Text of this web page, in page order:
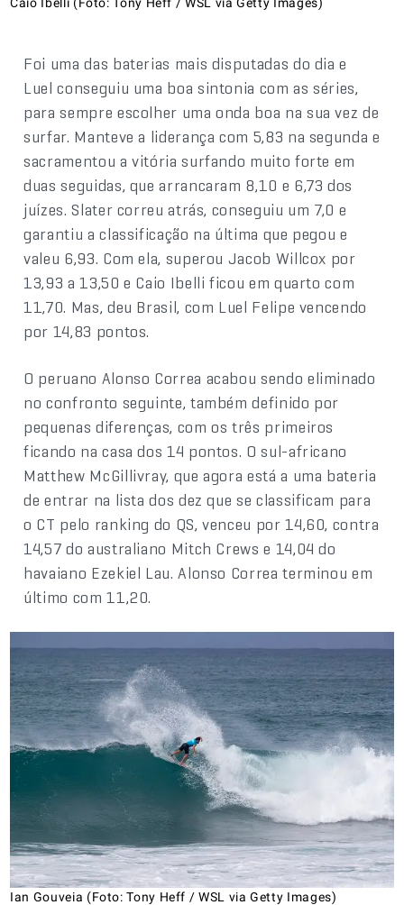
Foi uma das baterias mais disputadas do dia e
Luel conseguiu uma boa sintonia com as séries,
para sempre escolher uma onda boa na sua vez de
surfar. Manteve a liderança com 5,83 na segunda e
sacramentou a vitória surfando muito forte em
duas seguidas, que arrancaram 8,10 e 6,73 dos
juízes. Slater correu atrás, conseguiu um 7,0 e
garantiu a classificação na última que pegou e
valeu 6,93. Com ela, superou Jacob Willcox por
13,93 a 13,50 e Caio Ibelli ficou em quarto com
11,70. Mas, deu Brasil, com Luel Felipe vencendo
por 14,83 pontos.
O peruano Alonso Correa acabou sendo eliminado
no confronto seguinte, também definido por
pequenas diferenças, com os três primeiros
ficando na casa dos 14 pontos. O sul-africano
Matthew McGillivray, que agora está a uma bateria
de entrar na lista dos dez que se classificam para
o CT pelo ranking do QS, venceu por 14,60, contra
14,57 do australiano Mitch Crews e 14,04 do
havaiano Ezekiel Lau. Alonso Correa terminou em
último com 11,20.
Ian Gouveia (Foto: Tony Heff / WSL via Getty Images)